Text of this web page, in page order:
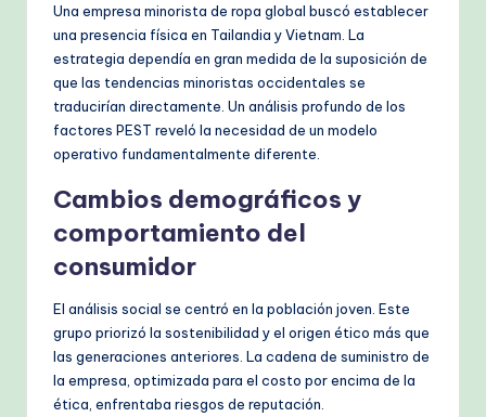
Una empresa minorista de ropa global buscó establecer
una presencia física en Tailandia y Vietnam. La
estrategia dependía en gran medida de la suposición de
que las tendencias minoristas occidentales se
traducirían directamente. Un análisis profundo de los
factores PEST reveló la necesidad de un modelo
operativo fundamentalmente diferente.
Cambios demográficos y
comportamiento del
consumidor
El análisis social se centró en la población joven. Este
grupo priorizó la sostenibilidad y el origen ético más que
las generaciones anteriores. La cadena de suministro de
la empresa, optimizada para el costo por encima de la
ética, enfrentaba riesgos de reputación.